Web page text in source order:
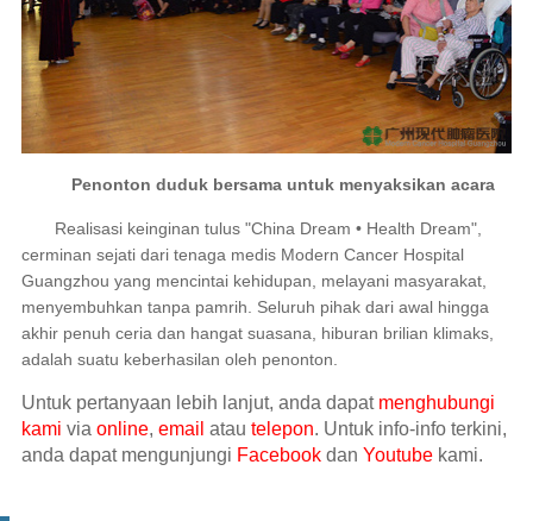
Penonton duduk bersama untuk menyaksikan acara
Realisasi keinginan tulus "China Dream • Health Dream",
cerminan sejati dari tenaga medis Modern Cancer Hospital
Guangzhou yang mencintai kehidupan, melayani masyarakat,
menyembuhkan tanpa pamrih. Seluruh pihak dari awal hingga
akhir penuh ceria dan hangat suasana, hiburan brilian klimaks,
adalah suatu keberhasilan oleh penonton.
Untuk pertanyaan lebih lanjut, anda dapat menghubungi
kami via online, email atau telepon. Untuk info-info terkini,
anda dapat mengunjungi Facebookdan Youtubekami.